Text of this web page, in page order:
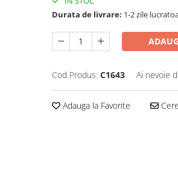
Durata de livrare: 1-2 zile
Cod Produs: C1643 Ai nevoie
Adauga la Favorite